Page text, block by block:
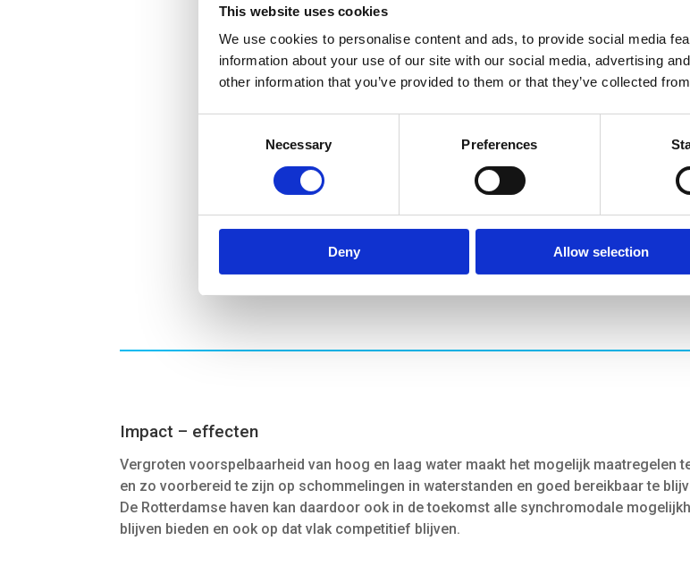
This website uses cookies
We use cookies to personalise content and ads, to provide social media
information about your use of our site with our social media, advertising
other information that you’ve provided to them or that they’ve collected
Necessary Preferences
Deny Allow selection
Onzekerheid klimaatscenario’s
de concrete impact van
daadwerkelijk voordoen?
palet aan mogelijke
verschillende stakeholders
de opties en hoe kom je
Impact – effecten
Vergroten voorspelbaarheid van hoog en laag water maakt het mogelijk maatregelen
en zo voorbereid te zijn op schommelingen in waterstanden en goed bereikbaar te
De Rotterdamse haven kan daardoor ook in de toekomst alle synchromodale
blijven bieden en ook op dat vlak competitief blijven.